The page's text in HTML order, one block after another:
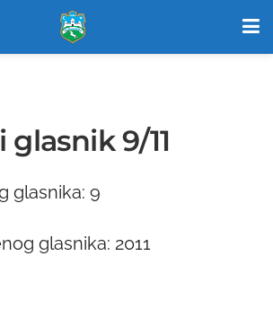
9/11
glasnika: 9
glasnika: 2011